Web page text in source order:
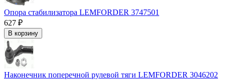
Опора стабилизатора LEMFORDER 3747501
627 ₽
В корзину
Наконечник поперечной рулевой тяги LEMFORDER 3046202